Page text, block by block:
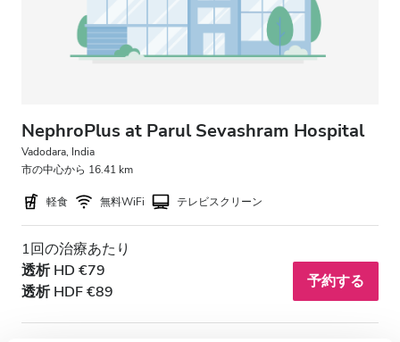
100 - 200 ユーロ
300以上 ユーロ
シフト
朝
NephroPlus at Parul Sevashram Hospital
Vadodara, India
市の中心から 16.41 km
軽食 無料WiFi テレビスクリーン
1回の治療あたり
透析 HD €79
透析 HDF €89
予約する